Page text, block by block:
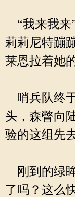
“我来我来
莉莉尼特蹦
莱恩拉着她
哨兵队终
头，森瞥向
验的这组先
刚到的绿
了吗？这么